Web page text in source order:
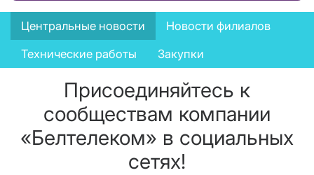
News
menu
Центральные новости
Новости филиалов
Технические работы
Закупки
Присоединяйтесь к
сообществам компании
«Белтелеком» в социальных
сетях!